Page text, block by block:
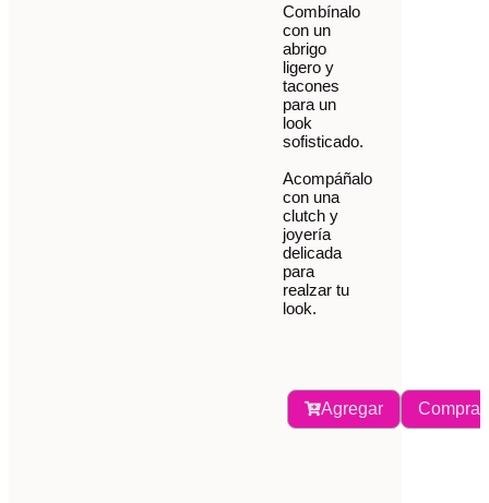
Combínalo
con un
abrigo
ligero y
tacones
para un
look
sofisticado.
Acompáñalo
con una
clutch y
joyería
delicada
para
realzar tu
look.
Agregar Comprar